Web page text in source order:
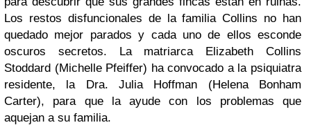
Los restos disfuncionales de la familia Collins no han
quedado mejor parados y cada uno de ellos esconde
oscuros secretos. La matriarca Elizabeth Collins
Stoddard (Michelle Pfeiffer) ha convocado a la psiquiatra
residente, la Dra. Julia Hoffman (Helena Bonham
Carter), para que la ayude con los problemas que
aquejan a su familia.